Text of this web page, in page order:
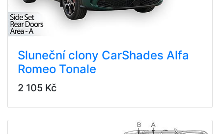
Sluneční clony CarShades Alfa
Romeo Tonale
2 105 Kč